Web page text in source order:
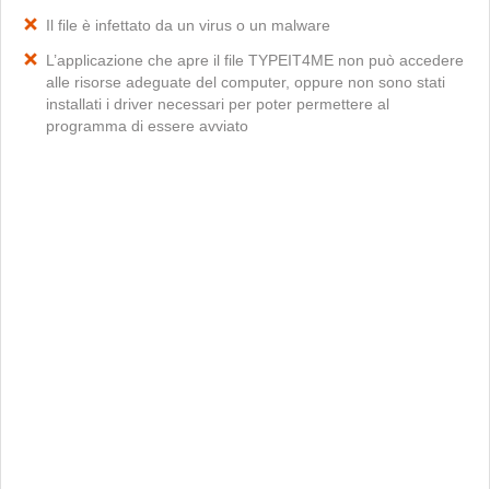
Il file è infettato da un virus o un malware
L’applicazione che apre il file TYPEIT4ME non può accedere
alle risorse adeguate del computer, oppure non sono stati
installati i driver necessari per poter permettere al
programma di essere avviato